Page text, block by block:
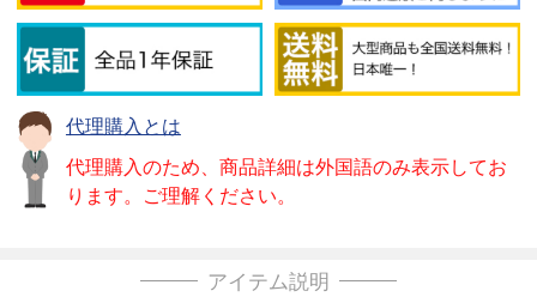
代理購入とは
代理購入のため、商品詳細は外国語のみ表示してお
ります。ご理解ください。
アイテム説明